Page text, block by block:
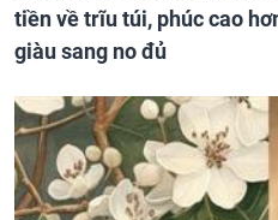
tiền về trĩu túi, phúc cao
giàu sang no đủ